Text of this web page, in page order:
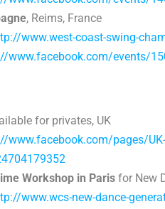
, Reims, France
www.west-coast-swing-
www.facebook.com/events/
for privates, UK
www.facebook.com/pages/
Workshop in Paris for New
www.wcs-new-dance-